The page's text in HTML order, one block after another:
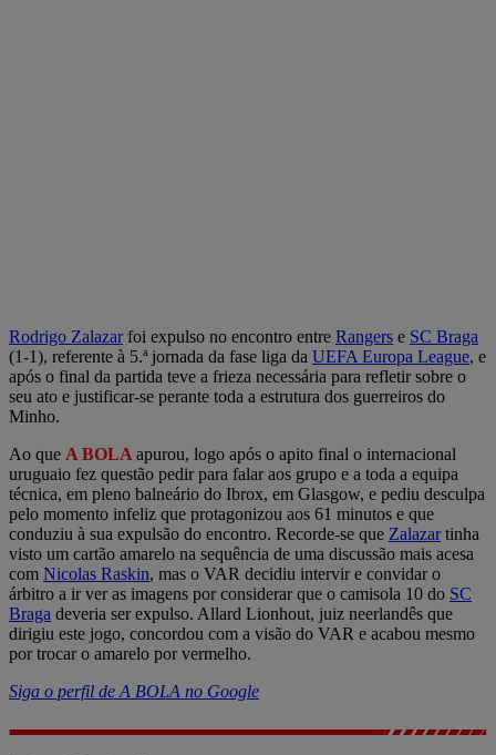
Rodrigo Zalazarfoi expulso no encontro entre Rangers e SC Braga
(1-1), referente à 5.ª jornada da fase liga da UEFA Europa League, e
após o final da partida teve a frieza necessária para refletir sobre o
seu ato e justificar-se perante toda a estrutura dos guerreiros do
Minho.
Ao que A BOLA apurou, logo após o apito final o internacional
uruguaio fez questão pedir para falar aos grupo e a toda a equipa
técnica, em pleno balneário do Ibrox, em Glasgow, e pediu desculpa
pelo momento infeliz que protagonizou aos 61 minutos e que
conduziu à sua expulsão do encontro. Recorde-se que Zalazartinha
visto um cartão amarelo na sequência de uma discussão mais acesa
com Nicolas Raskin, mas o VAR decidiu intervir e convidar o
árbitro a ir ver as imagens por considerar que o camisola 10 do SC
Braga deveria ser expulso. Allard Lionhout, juiz neerlandês que
dirigiu este jogo, concordou com a visão do VAR e acabou mesmo
por trocar o amarelo por vermelho.
Siga o perfil de A BOLA no Google